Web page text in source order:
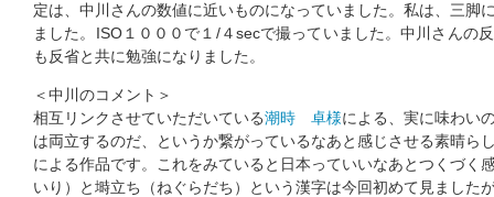
定は、中川さんの数値に近いものになっていました。私は、三脚
ました。ISO１０００で１/４secで撮っていました。中川さんの
も反省と共に勉強になりました。
＜中川のコメント＞
相互リンクさせていただいている潮時 卓様による、実に味わい
は両立するのだ、というか繋がっているなあと感じさせる素晴ら
による作品です。これをみていると日本っていいなあとつくづく
いり）と塒立ち（ねぐらだち）という漢字は今回初めて見ました